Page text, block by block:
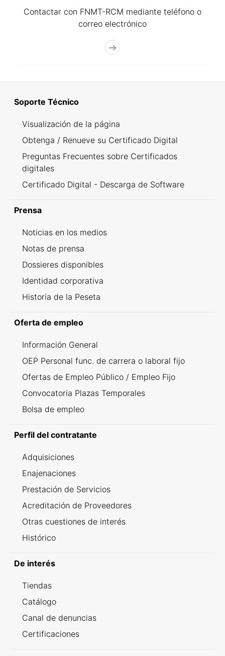
Contactar con FNMT-RCM mediante teléfono o
correo electrónico
Soporte Técnico
Visualización de la página
Obtenga / Renueve su Certificado Digital
Preguntas Frecuentes sobre Certificados
digitales
Certificado Digital - Descarga de Software
Prensa
Noticias en los medios
Notas de prensa
Dossieres disponibles
Identidad corporativa
Historia de la Peseta
Oferta de empleo
Información General
OEP Personal func. de carrera o laboral fijo
Ofertas de Empleo Público / Empleo Fijo
Convocatoria Plazas Temporales
Bolsa de empleo
Perfil del contratante
Adquisiciones
Enajenaciones
Prestación de Servicios
Acreditación de Proveedores
Otras cuestiones de interés
Histórico
De interés
Tiendas
Catálogo
Canal de denuncias
Certificaciones